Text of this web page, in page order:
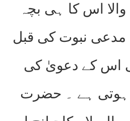
والا اس کا ہی بچہ
نبوت کی قبل
اس کے دعویٰ کی
ہوتی ہے ۔ حضرت